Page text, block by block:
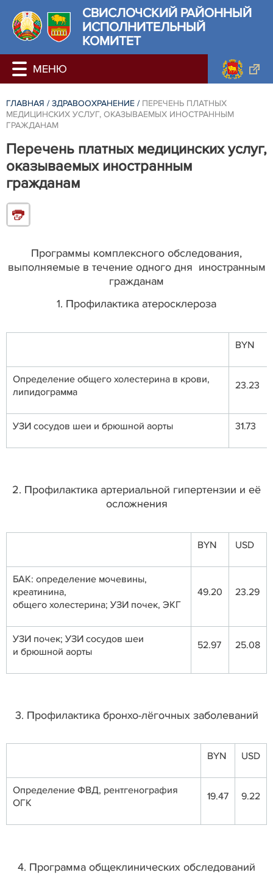
СВИСЛОЧСКИЙ РАЙОННЫЙ
ИСПОЛНИТЕЛЬНЫЙ
КОМИТЕТ
ГЛАВНАЯ / ЗДРАВООХРАНЕНИЕ / ПЕРЕЧЕНЬ ПЛАТНЫХ
МЕДИЦИНСКИХ УСЛУГ, ОКАЗЫВАЕМЫХ ИНОСТРАННЫМ
ГРАЖДАНАМ
Перечень платных медицинских услуг,
оказываемых иностранным
гражданам
Программы комплексного обследования,
выполняемые в течение одного дня иностранным
гражданам
1. Профилактика атеросклероза
BYN
Определение общего холестерина в крови,
липидограмма
23.23
УЗИ сосудов шеи и брюшной аорты 31.73
2. Профилактика артериальной гипертензии и её
осложнения
BYN USD
БАК: определение мочевины,
креатинина,
общего холестерина; УЗИ почек, ЭКГ
49.20 23.29
УЗИ почек; УЗИ сосудов шеи
и брюшной аорты
52.97 25.08
3. Профилактика бронхо-лёгочных заболеваний
BYN USD
Определение ФВД, рентгенография
ОГК
19.47 9.22
4. Программа общеклинических обследований